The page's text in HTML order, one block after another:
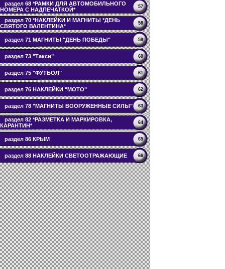
раздел 68 *РАМКИ ДЛЯ АВТОМОБИЛЬНОГО
НОМЕРА С НАДПЕЧАТКОЙ*
57
раздел 70 *НАКЛЕЙКИ И МАГНИТЫ *ДЕНЬ
СВЯТОГО ВАЛЕНТИНА*
58
раздел 71 МАГНИТЫ "ДЕНЬ ПОБЕДЫ" 59
раздел 73 "Такси" 60
раздел 75 "ФУТБОЛ" 61
раздел 76 НАКЛЕЙКИ "МОТО" 62
раздел 78 "МАГНИТЫ ВООРУЖЕННЫЕ СИЛЫ" 63
раздел 82 *РАЗМЕТКА И МАРКИРОВКА,
КАРАНТИН*
64
раздел 86 КРЫМ 65
раздел 88 НАКЛЕЙКИ СВЕТООТРАЖАЮЩИЕ 66